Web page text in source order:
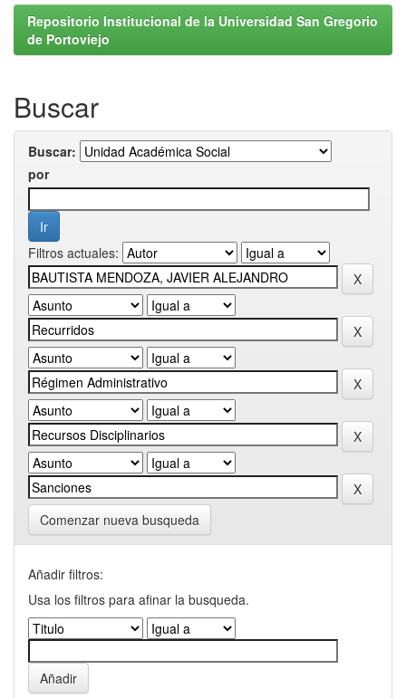
Repositorio Institucional de la Universidad San Gregorio
de Portoviejo
Buscar
Buscar:
por
Filtros actuales:
Comenzar nueva busqueda
Añadir filtros:
Usa los filtros para afinar la busqueda.